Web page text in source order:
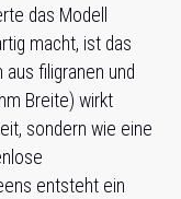
das Modell
macht, ist das
filigranen und
Breite) wirkt
sondern wie eine
entsteht ein